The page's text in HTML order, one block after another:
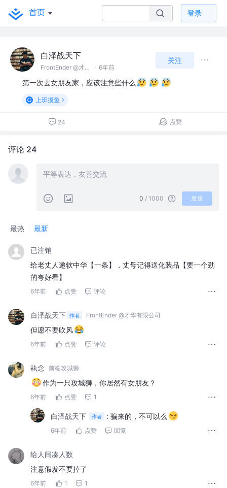
首页 登录
白泽战天下
FrontEnder @才华有限公司 · 6年前
关注
第一次去女朋友家，应该注意些什么
上班摸鱼
24 点赞
评论 24
0 / 1000 发送
最热 最新
已注销
给老丈人递软中华【一条】，丈母记得送化装品【要一个劲
的夸好看】
6年前 点赞 评论
白泽战天下 作者 FrontEnder @才华有限公司
但愿不要吹风
6年前 点赞 评论
執念 前端攻城狮
作为一只攻城狮，你居然有女朋友？
6年前 点赞 1
白泽战天下 作者 : 骗来的，不可以么
6年前 点赞 回复
给人间凑人数
注意假发不要掉了
6年前 1 1